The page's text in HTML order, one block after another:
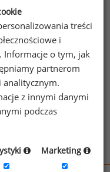
jej wyników.
taki plan jesttreści
i
Informacje o tym, jak
partnerom
analitycznym.
z innymi danymi
podczas
Marketing